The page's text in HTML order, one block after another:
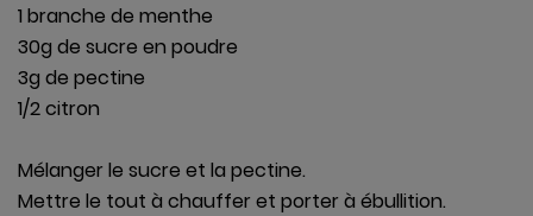
1 branche de menthe
30g de sucre en poudre
3g de pectine
1/2 citron
Mélanger le sucre et la pectine.
Mettre le tout à chauffer et porter à ébullition.